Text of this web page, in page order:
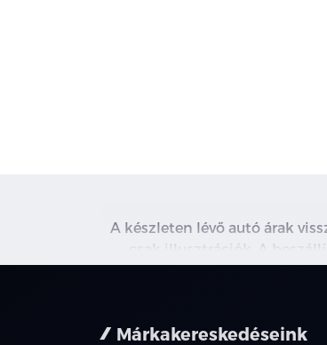
A készleten lévő autó árak
csak illusztrációk. A
kapcsolatot. A használt autó
Márkakereskedéseink